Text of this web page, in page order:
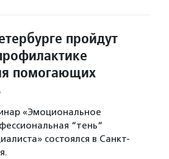
пройдут
помогающих
«Эмоциональное
“тень“
состоялся в Санкт-